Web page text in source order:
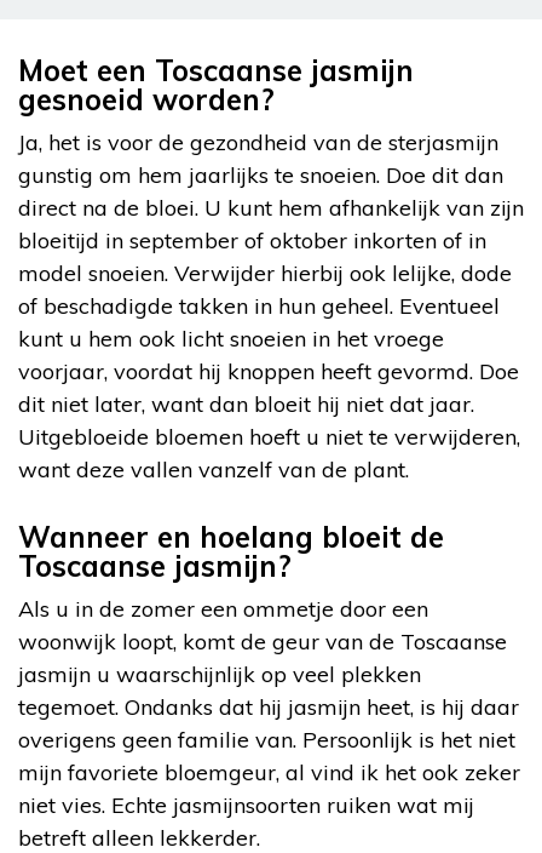
Moet een Toscaanse jasmijn
gesnoeid worden?
Ja, het is voor de gezondheid van de sterjasmijn
gunstig om hem jaarlijks te snoeien. Doe dit dan
direct na de bloei. U kunt hem afhankelijk van zijn
bloeitijd in september of oktober inkorten of in
model snoeien. Verwijder hierbij ook lelijke, dode
of beschadigde takken in hun geheel. Eventueel
kunt u hem ook licht snoeien in het vroege
voorjaar, voordat hij knoppen heeft gevormd. Doe
dit niet later, want dan bloeit hij niet dat jaar.
Uitgebloeide bloemen hoeft u niet te verwijderen,
want deze vallen vanzelf van de plant.
Wanneer en hoelang bloeit de
Toscaanse jasmijn?
Als u in de zomer een ommetje door een
woonwijk loopt, komt de geur van de Toscaanse
jasmijn u waarschijnlijk op veel plekken
tegemoet. Ondanks dat hij jasmijn heet, is hij daar
overigens geen familie van. Persoonlijk is het niet
mijn favoriete bloemgeur, al vind ik het ook zeker
niet vies. Echte jasmijnsoorten ruiken wat mij
betreft alleen lekkerder.